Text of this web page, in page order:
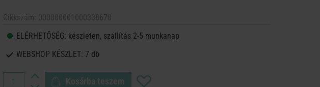
ELÉRHETŐSÉG: készleten, szállítás 2-5 munkanap
WEBSHOP KÉSZLET: 7 db
Kosárba teszem